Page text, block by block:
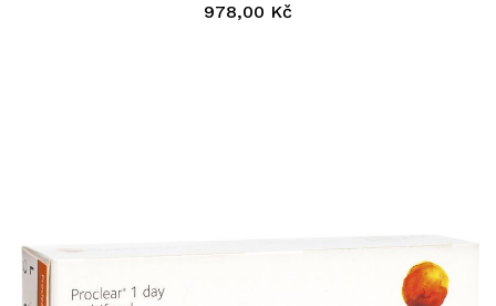
978,00 Kč